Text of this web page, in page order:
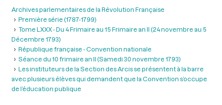
Archives parlementaires de la Révolution Française
Première série (1787-1799)
Tome LXXX - Du 4 Frimaire au 15 Frimaire an II (24 novembre au 5
Décembre 1793)
République française - Convention nationale
Séance du 10 frimaire an II (Samedi 30 novembre 1793)
Les instituteurs de la Section des Arcis se présentent à la barre
avec plusieurs élèves qui demandent que la Convention s’occupe
de l’éducation publique